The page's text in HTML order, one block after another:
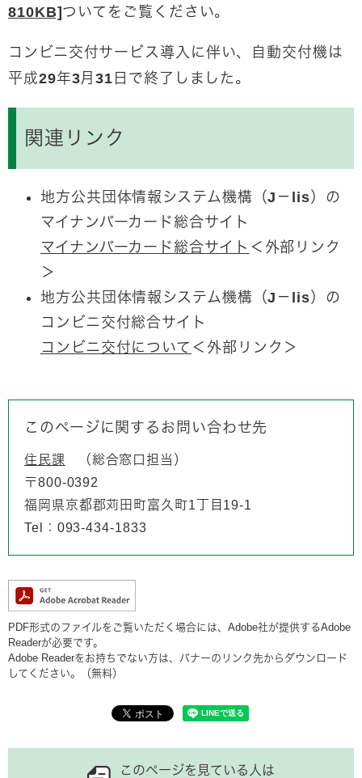
810KB] ついてをご覧ください。
コンビニ交付サービス導入に伴い、自動交付機は
平成29年3月31日で終了しました。
関連リンク
地方公共団体情報システム機構（J－lis）の
マイナンバーカード総合サイト
マイナンバーカード総合サイト ＜外部リンク
＞
地方公共団体情報システム機構（J－lis）の
コンビニ交付総合サイト
コンビニ交付について ＜外部リンク＞
このページに関するお問い合わせ先
住民課
総合窓口担当
〒800-0392
福岡県京都郡苅田町富久町1丁目19-1
Tel：093-434-1833
PDF形式のファイルをご覧いただく場合には、Adobe社が提供するAdobe
Readerが必要です。
Adobe Readerをお持ちでない方は、バナーのリンク先からダウンロード
してください。（無料）
このページを見ている人は